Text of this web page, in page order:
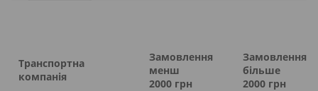
Транспортна
компанія
Замовлення
менш
2000 грн
Замовлення
більше
2000 грн